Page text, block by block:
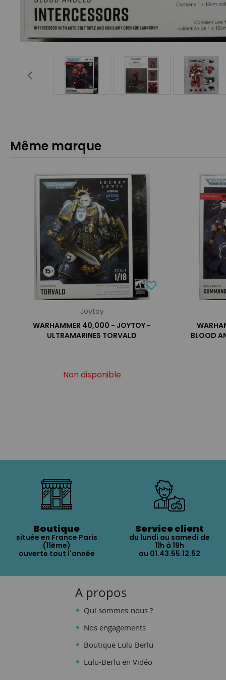
Même marque
Joytoy
WARHAMMER 40,000 - JOYTOY -
ULTRAMARINES TORVALD
Non disponible
BLOOD
Boutique
située en France Paris
(11ème)
ouverte tout l'année
Service client
du lundi au samedi de
11h à 19h
au 01.43.55.12.52
A propos
Qui sommes-nous ?
Nos engagements
Boutique Lulu Berlu
Lulu-Berlu en Vidéo